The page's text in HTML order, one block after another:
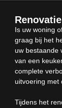
Renovatie
Is uw woning
graag bij het
uw bestaande
van een
complete
uitvoering met
Tijdens het